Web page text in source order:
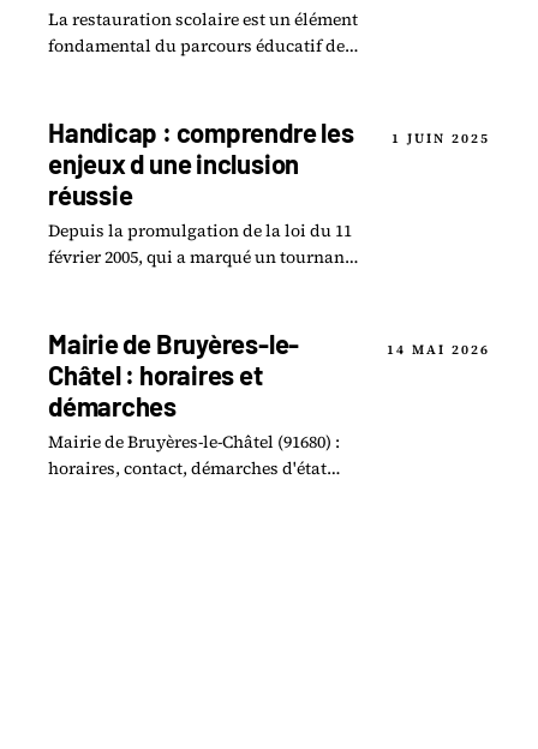
La restauration scolaire est un élément
fondamental du parcours éducatif des
Handicap : comprendre les
enjeux d une inclusion
réussie
Depuis la promulgation de la loi du 11
février 2005, qui a marqué un tournant
1 JUIN 2025
Mairie de Bruyères-le-
Châtel : horaires et
démarches
Mairie de Bruyères-le-Châtel (91680) :
horaires, contact, démarches d'état
14 MAI 2026